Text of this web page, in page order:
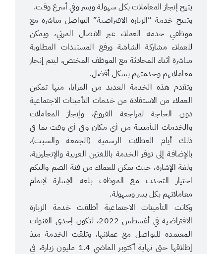
يتيح إنجاز المعاملات بكل سهولة ويسر وفي أسرع وقت.
وتتيح خدمة “الزيارة الافتراضية” التواصل مباشرة مع
موظفي خدمة العملاء عبر الاتصال المرئي، ويمكن
للعملاء مشاركة الشاشة ورفع المستندات المطلوبة
مباشرة أثناء المحادثة مع الموظف المختص، ليتم إنجاز
معاملاتهم وخدمتهم بشكل أفضل.
وتقدم هذه الخدمة العديد من المزايا، منها تمكين
العملاء من الاستفادة من خدمات التأمينات الاجتماعية
دون الحاجة لمراجعة الفروع، وإنجاز المعاملات
والخدمات التأمينية من أي مكان وفي أي وقت بما في
ذلك أيام العطلات الرسمية (الجمعة والسبت)،
بالإضافة إلى توفر الخدمة باللغتين العربية والإنجليزية،
ولغة الإشارة، حيث يمكن للعملاء من فئة الصم والبكم
اختيار التحدث مع الموظف بلغة الإشارة لإتمام
معاملاتهم بكل يسر وسهولة.
وكانت التأمينات الاجتماعية أطلقت خدمة الزيارة
الافتراضية في أغسطس 2022، لتكون إحدى القنوات
المعتمدة للتواصل مع عملائها، وتلقت الخدمة منذ
إطلاقها حتى نهاية أكتوبر الماضي 1.4 مليون زيارة، في